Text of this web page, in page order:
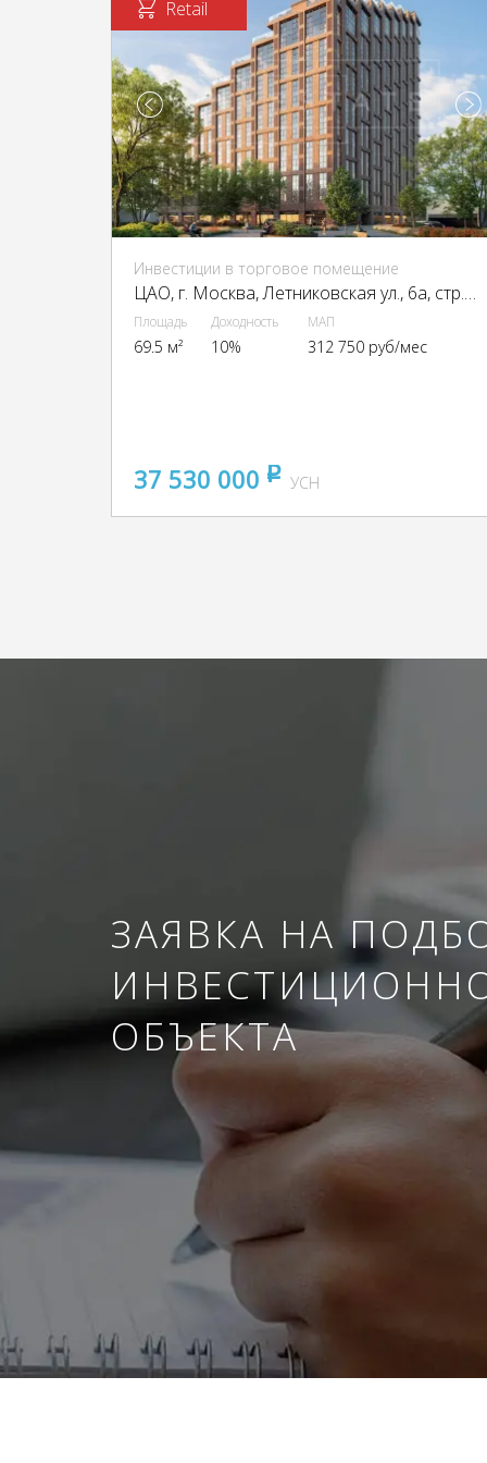
Retail
Инвестиции в торговое помещение
ЦАО, г. Москва, Летниковская ул., 6а, стр. 1,2,3,7,10
Площадь
69.5 м²
Доходность
10%
МАП
312 750 руб/мес
37 530 000 pуб
УСН
ЗАЯВКА НА
ОБЪЕКТА